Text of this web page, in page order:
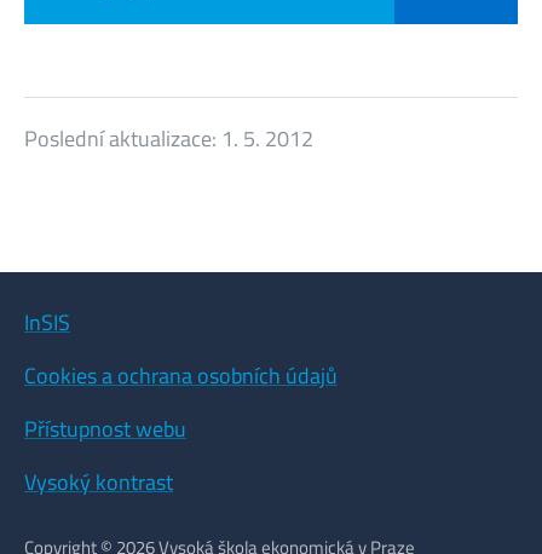
Poslední aktualizace: 1. 5. 2012
InSIS
Cookies a ochrana osobních údajů
Přístupnost webu
Vysoký kontrast
Copyright © 2026 Vysoká škola ekonomická v Praze